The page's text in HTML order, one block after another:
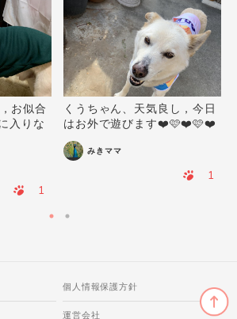
お似合
入りな
1
くうちゃん、天気良し，今日
はお外で遊びます❤️🩷❤️🩷❤️
みきママ
1
個人情報保護方針
運営会社